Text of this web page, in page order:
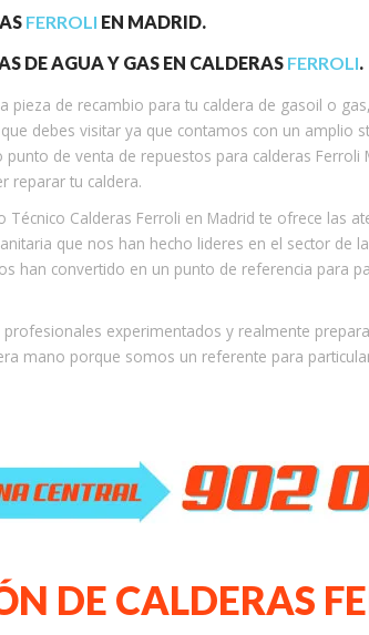
FERROLI EN MADRID.
DE AGUA Y GAS EN CALDERAS FERROLI.
pieza de recambio para tu caldera de gasoil o
debes visitar ya que contamos con un amplio
punto de venta de repuestos para calderas
reparar tu caldera.
Técnico Calderas Ferroli en Madrid te ofrece las
que nos han hecho lideres en el sector de
han convertido en un punto de referencia para
experimentados y realmente
mano porque somos un referente para
DE CALDERAS